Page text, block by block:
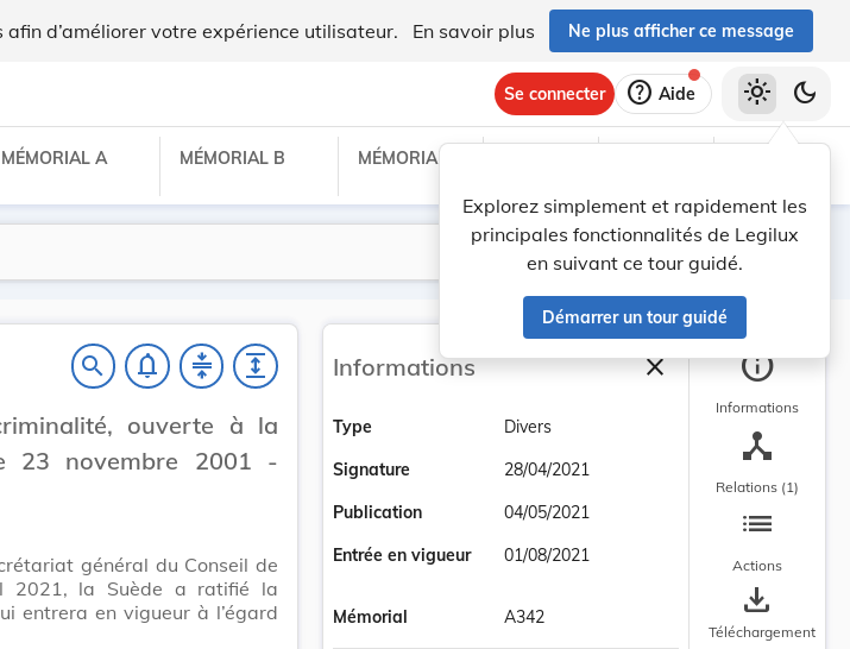
d’améliorer votre expérience utilisateur. En savoir plus Ne plus afficher ce message
Se connecter help Aide
Explorez simplement et rapidement les
principales fonctionnalités de Legilux
en suivant ce tour guidé.
Démarrer un tour guidé
light_mode dark_mode
MÉMORIAL A MÉMORIAL B MÉMORIAL C
Lancer la recherche
Filtres
search notifications_none compress expand
ouverte à la
23 novembre 2001 -
général du Conseil de
2021, la Suède a ratifié la
entrera en vigueur à l’égard
Informations closeFermer la barre
Type
Divers
Signature
28/04/2021
Publication
04/05/2021
Entrée en vigueur
01/08/2021
Mémorial A342
info
Informations
device_hub
Relations (1)
list
Actions
save_alt
Téléchargement